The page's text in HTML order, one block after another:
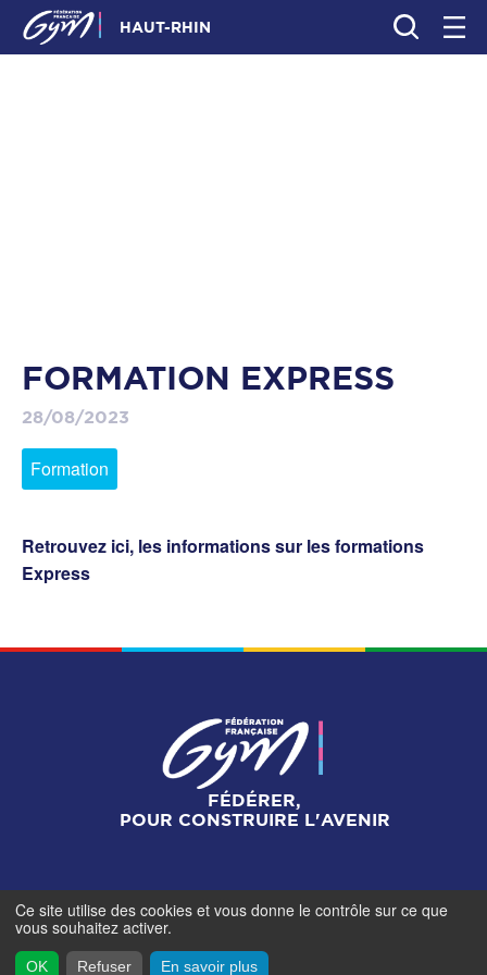
HAUT-RHIN
FORMATION EXPRESS
28/08/2023
Formation
Retrouvez ici, les informations sur les formations
Express
FÉDÉRER,
POUR CONSTRUIRE L'AVENIR
Mentions légales-Gestionnaire de cookies
contributeurs- © Fédération Française de Gymnastique -
2026
Ce site utilise des cookies et vous donne le contrôle sur ce que
vous souhaitez activer.
OK Refuser En savoir plus